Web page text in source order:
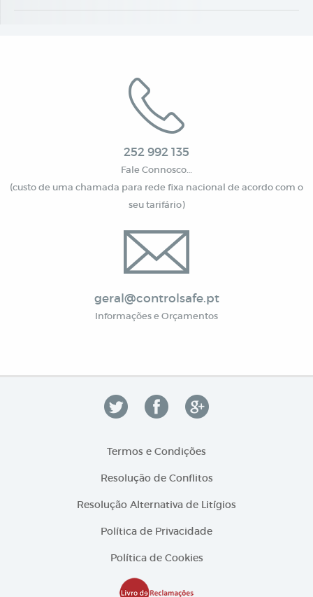
252 992 135
Fale Connosco…
(custo de uma chamada para rede fixa nacional de acordo com o
seu tarifário)
geral@controlsafe.pt
Informações e Orçamentos
Termos e Condições
Resolução de Conflitos
Resolução Alternativa de Litígios
Política de Privacidade
Política de Cookies